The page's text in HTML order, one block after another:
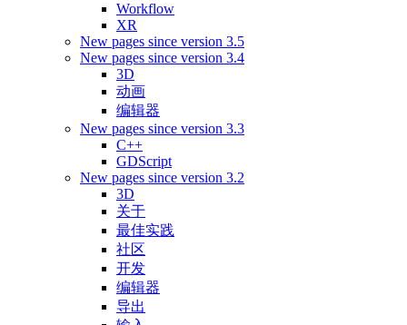
Workflow
XR
New pages since version 3.5
New pages since version 3.4
3D
动画
编辑器
New pages since version 3.3
C++
GDScript
New pages since version 3.2
3D
关于
最佳实践
社区
开发
编辑器
导出